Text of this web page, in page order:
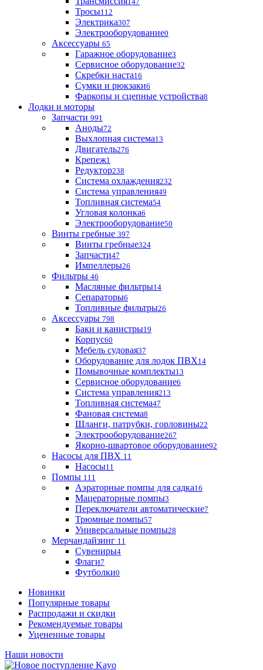
Тросы112
Электрика307
Электрооборудование0
Аксессуары 65
Гаражное оборудование3
Сервисное оборудование32
Скребки наста16
Сумки и рюкзаки6
Фаркопы и сцепные устройства8
Лодки и моторы
Запчасти 991
Аноды72
Выхлопная система13
Двигатель276
Крепеж1
Редуктор238
Система охлаждения232
Система управления49
Топливная система54
Угловая колонка6
Электрооборудование50
Винты гребные 397
Винты гребные324
Запчасти47
Импеллеры26
Фильтры 46
Масляные фильтры14
Сепараторы6
Топливные фильтры26
Аксессуары 798
Баки и канистры19
Корпус60
Мебель судовая37
Оборудование для лодок ПВХ14
Помывочные комплекты13
Сервисное оборудование6
Система управления213
Топливная система47
Фановая система8
Шланги, патрубки, горловины22
Электрооборудование267
Якорно-швартовое оборудование92
Насосы для ПВХ 11
Насосы11
Помпы 111
Аэраторные помпы для садка16
Мацераторные помпы3
Переключатели автоматические7
Трюмные помпы57
Универсальные помпы28
Мерчандайзинг 11
Сувениры4
Флаги7
Футболки0
Новинки
Популярные товары
Распродажи и скидки
Рекомендуемые товары
Уцененные товары
Наши новости